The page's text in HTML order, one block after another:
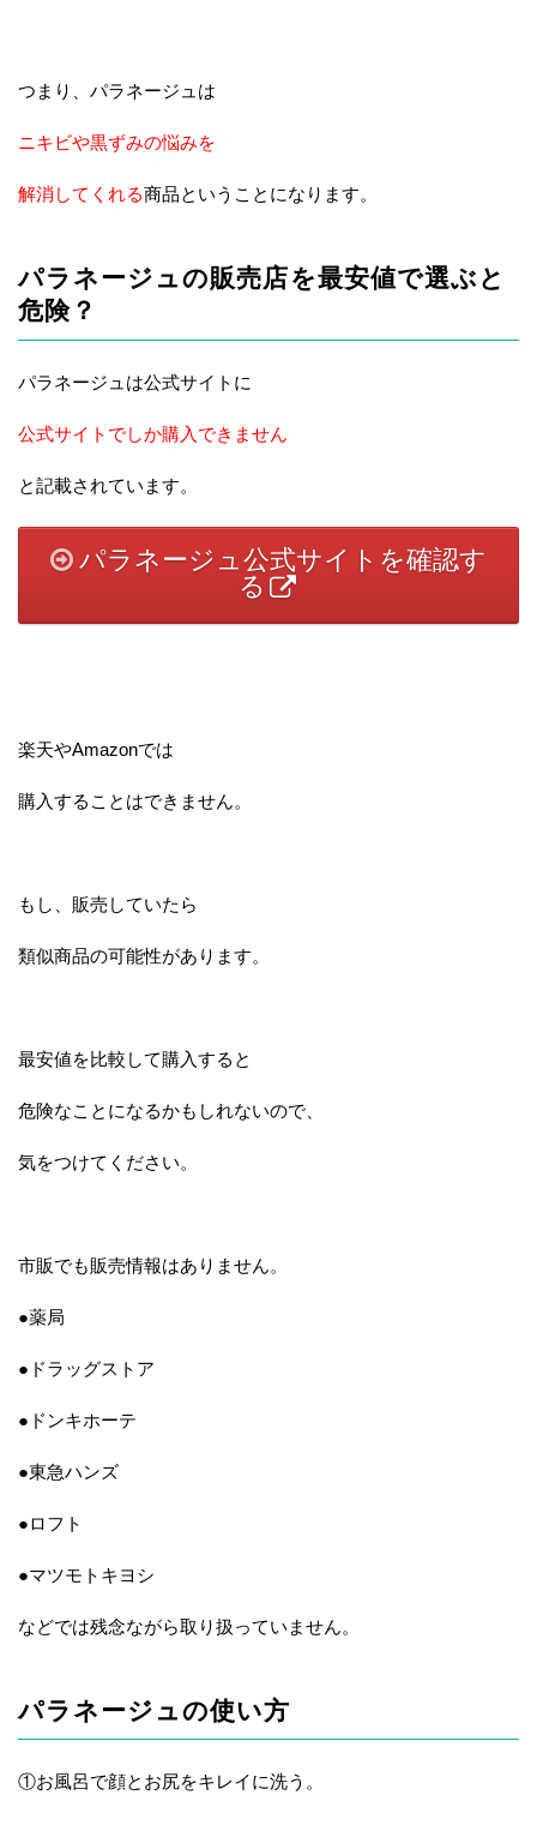
つまり、パラネージュは
ニキビや黒ずみの悩みを
解消してくれる商品ということになります。
パラネージュの販売店を最安値で選ぶと
危険？
パラネージュは公式サイトに
公式サイトでしか購入できません
と記載されています。
パラネージュ公式サイトを確認す
る
楽天やAmazonでは
購入することはできません。
もし、販売していたら
類似商品の可能性があります。
最安値を比較して購入すると
危険なことになるかもしれないので、
気をつけてください。
市販でも販売情報はありません。
●薬局
●ドラッグストア
●ドンキホーテ
●東急ハンズ
●ロフト
●マツモトキヨシ
などでは残念ながら取り扱っていません。
パラネージュの使い方
①お風呂で顔とお尻をキレイに洗う。